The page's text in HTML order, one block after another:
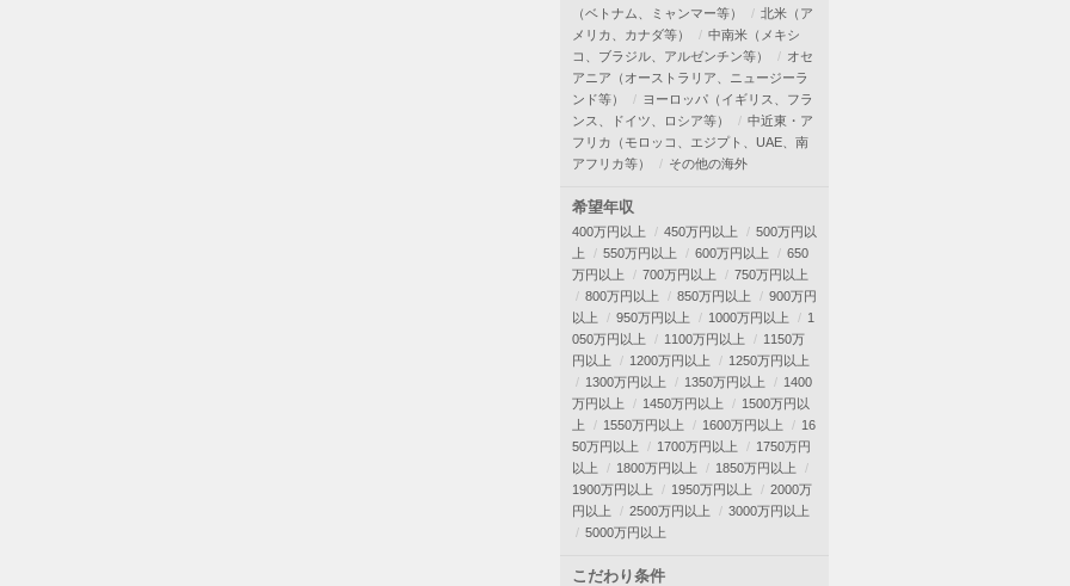
（ベトナム、ミャンマー等）
北米（ア
メリカ、カナダ等）
中南米（メキシ
コ、ブラジル、アルゼンチン等）
オセ
アニア（オーストラリア、ニュージーラ
ンド等）
ヨーロッパ（イギリス、フラ
ンス、ドイツ、ロシア等）
中近東・ア
フリカ（モロッコ、エジプト、UAE、南
アフリカ等）
その他の海外
希望年収
400万円以上 450万円以上
500万円以
上
550万円以上 600万円以上
650
万円以上
700万円以上
750万円以上
800万円以上
850万円以上
900万円
以上
950万円以上 1000万円以上
1
050万円以上
1100万円以上
1150万
円以上
1200万円以上
1250万円以上
1300万円以上
1350万円以上
1400
万円以上
1450万円以上
1500万円以
上
1550万円以上 1600万円以上
16
50万円以上
1700万円以上
1750万円
以上
1800万円以上
1850万円以上
1900万円以上
1950万円以上
2000万
円以上
2500万円以上
3000万円以上
5000万円以上
こだわり条件